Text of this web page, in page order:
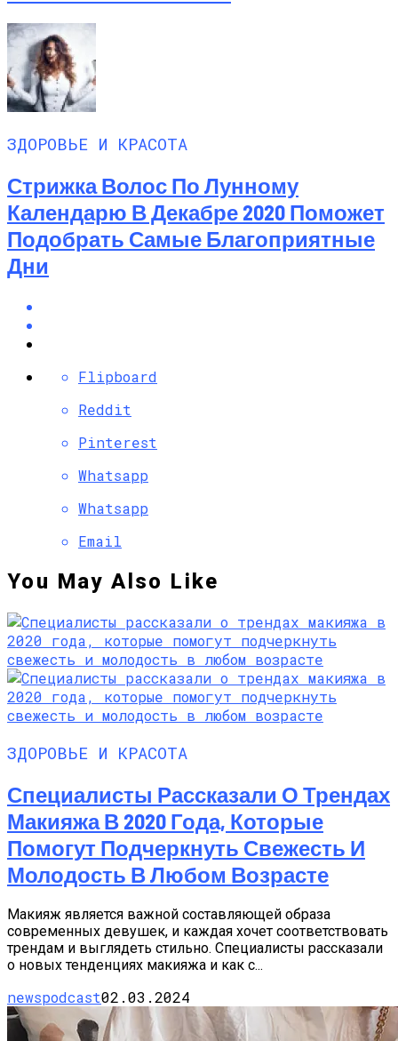
ЗДОРОВЬЕ И КРАСОТА
Стрижка Волос По Лунному
Календарю В Декабре 2020 Поможет
Подобрать Самые Благоприятные
Дни
Flipboard
Reddit
Pinterest
Whatsapp
Whatsapp
Email
You May Also Like
ЗДОРОВЬЕ И КРАСОТА
Специалисты Рассказали О Трендах
Макияжа В 2020 Года, Которые
Помогут Подчеркнуть Свежесть И
Молодость В Любом Возрасте
Макияж является важной составляющей образа
современных девушек, и каждая хочет соответствовать
трендам и выглядеть стильно. Специалисты рассказали
о новых тенденциях макияжа и как с...
newspodcast02.03.2024